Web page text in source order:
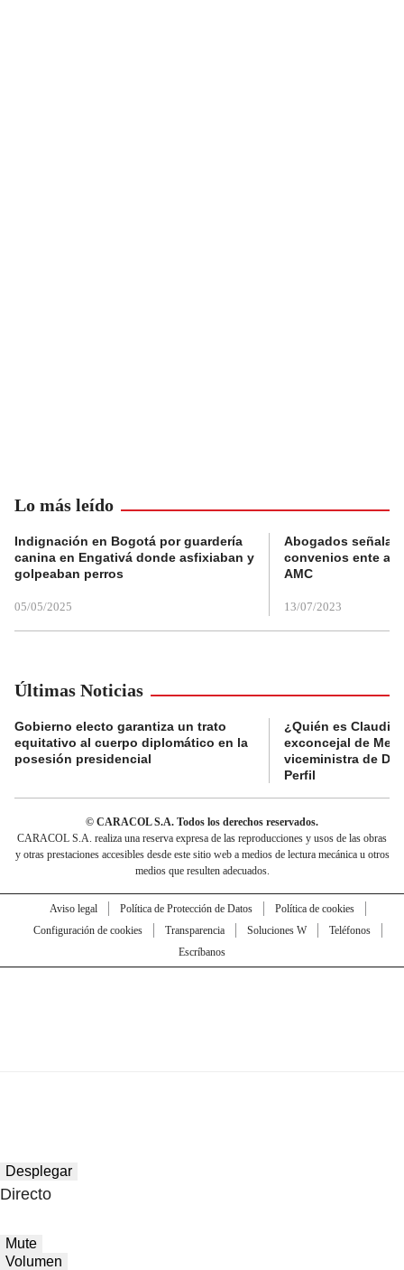
Lo más leído
Indignación en Bogotá por guardería
canina en Engativá donde asfixiaban y
golpeaban perros
05/05/2025
Abogados
convenios ente
AMC
13/07/2023
Últimas Noticias
Gobierno electo garantiza un trato
equitativo al cuerpo diplomático en la
posesión presidencial
¿Quién es Claudia
exconcejal de
viceministra de
Perfil
© CARACOL S.A. Todos los derechos reservados.
CARACOL S.A. realiza una reserva expresa de las reproducciones y usos de las obras
y otras prestaciones accesibles desde este sitio web a medios de lectura mecánica u otros
medios que resulten adecuados.
Aviso legal Política de Protección de Datos
Política de cookies
Configuración de cookies
Transparencia Soluciones W
Teléfonos
Escríbanos
Desplegar
Directo
Mute
Volumen